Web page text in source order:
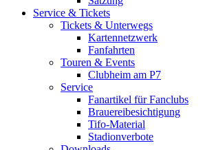
Service & Tickets
Tickets & Unterwegs
Kartennetzwerk
Fanfahrten
Touren & Events
Clubheim am P7
Service
Fanartikel für Fanclubs
Brauereibesichtigung
Tifo-Material
Stadionverbote